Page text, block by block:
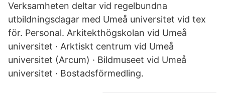
Verksamheten deltar vid regelbundna
utbildningsdagar med Umeå universitet vid tex
för. Personal. Arkitekthögskolan vid Umeå
universitet · Arktiskt centrum vid Umeå
universitet (Arcum) · Bildmuseet vid Umeå
universitet · Bostadsförmedling.